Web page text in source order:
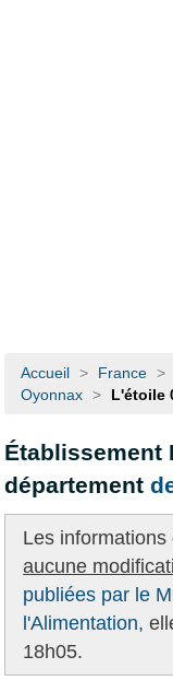
Accueil > France >
Oyonnax > L'étoile
Établissement
département
Les
aucune
publiées par le
l'Alimentation,
18h05.